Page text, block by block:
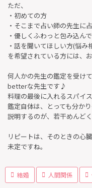
ただ、
・初めての方
・そこまで占い師の先生に
・優しくふわっと包み込ん
・話を聞いてほしい方(悩み
を希望されている方には、
何人かの先生の鑑定を受け
betterな先生です♪
料理の最後に入れるスパイ
鑑定自体は、とっても分か
説明するのが、若干めんど
リピートは、そのときの心
未定ですね。
結婚 人間関係